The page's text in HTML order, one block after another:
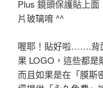
Plus 鏡頭保護貼上
片玻璃唷 ^^
喔耶！貼好啦…….背
果 LOGO，這些都是
而且如果是在「膜斯